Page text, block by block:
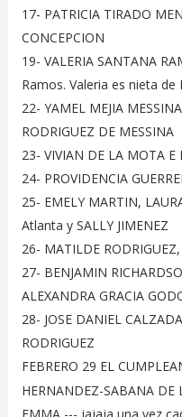
17- PATRICIA TIRADO
CONCEPCION
19- VALERIA SANTANA
Ramos. Valeria es nieta de
22- YAMEL MEJIA
RODRIGUEZ DE MESSINA
23- VIVIAN DE LA MOTA E
24- PROVIDENCIA
25- EMELY MARTIN,
Atlanta y SALLY JIMENEZ
26- MATILDE
27- BENJAMIN
ALEXANDRA GRACIA
28- JOSE DANIEL
RODRIGUEZ
FEBRERO 29 EL
HERNANDEZ-SABANA DE
EMMA --- jajaja una vez